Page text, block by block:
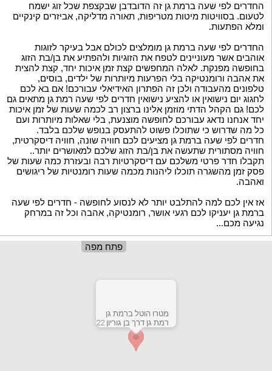
החדרים לפי שעה ברמת גן זה הדובדבן שבקצפת שכל זוג ישמח
לטעום. בסוויטות מיטות מטריפות, תאורה מדליקה, אביזרים קינקיים
ומלא הפתעות.
החדרים לפי שעה ברמת גן מומלצים לכולם אבל בעיקר לזוגות
אוהבים אשר מעוניינים לטפח את הזוגיות ולהפתיע את בן/בת הזוג
בחופשה מפנקת. לאלה המחפשים קצת זמן איכות יחד, קצת להצית
את אהבה ורומנטיקה בלי הפרעות מיותרות של ילדים, בוסים,
טלפונים מהעבודה ולכן זה הפתרון האידיאלי עבורכם! אם בא לכם
לחגוג יום נישואין או להציע נישואין חדרים לפי שעה רמת גן מתאים גם
לכם! גם הקהל הדתי מוזמן אלינו ברצון רב לכמה שעות של זמן איכות
יחד אנחנו נדאג עבורכם לחופשה מוצנעת, בלי שאלות מיותרות ועם
כל מה שדרוש כי שתוכלו פשוט להתעסק בנופש שלכם בלבד.
חדרים לפי שעה ברמת גן מציעים לכם חוויה שונה, חוויה דיסקרטית,
חוויה מסתורית שתעשה את בן/בת הזוג שלכם למאושרים יותר..
תקבלו חדר פרטי משלכם עם דיסקרטיות רבה ובעזרת כמה שעות של
פסק זמן מהשגרה תוכלו ליהנות מכמה שעות רומנטיות של ריגושים
ואהבה.
אז אין לכם למה להתלבט יותר לא לנסוע לחופשה - חדרים לפי שעה
ברמת גן יעניקו לכם רגעי אושר, רומנטיקה, אהבה וכל זה במרחק
נגיעה מכם...
פתח מפה
מטרו הוטל ברמת גן
רמת גן דרך בן גוריון 22